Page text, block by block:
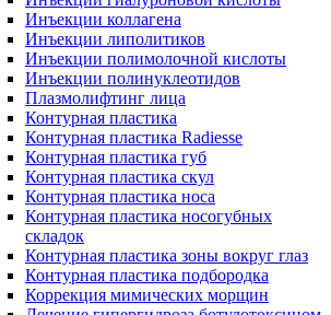
Инъекции коллагена
Инъекции липолитиков
Инъекции полимолочной кислоты
Инъекции полинуклеотидов
Плазмолифтинг лица
Контурная пластика
Контурная пластика Radiesse
Контурная пластика губ
Контурная пластика скул
Контурная пластика носа
Контурная пластика носогубных
складок
Контурная пластика зоны вокруг глаз
Контурная пластика подбородка
Коррекция мимических морщин